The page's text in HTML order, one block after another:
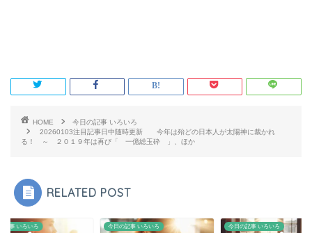
HOME
今日の記事 いろいろ
20260103注目記事日中随時更新 今年は殆どの日本人が太陽神に裁かれ
る！ ～ ２０１９年は再び「 一億総玉砕 」、ほか
RELATED POST
記事 いろいろ 今日の記事 いろいろ 今日の記事 いろいろ
サービス